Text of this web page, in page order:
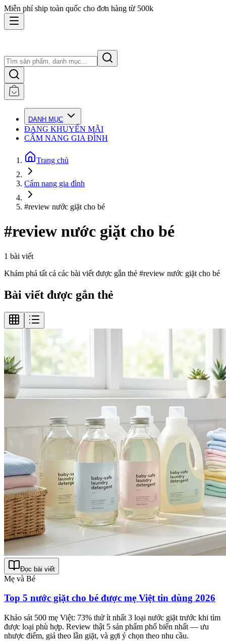
Miễn phí ship toàn quốc cho đơn hàng từ 500k
DANH MỤC
ĐANG KHUYẾN MÃI
CẨM NANG GIA ĐÌNH
Trang chủ
Cẩm nang gia đình
#review nước giặt cho bé
#review nước giặt cho bé
1 bài viết
Khám phá tất cả các bài viết được gắn thẻ #review nước giặt cho bé
Bài viết được gắn thẻ
Đọc bài viết
Mẹ và Bé
Top 5 nước giặt cho bé được mẹ Việt tin dùng 2026
Khảo sát 500 mẹ Việt: 73% thử ít nhất 3 loại nước giặt trước khi tìm
được loại phù hợp. Review thật 5 sản phẩm phổ biến nhất — ưu
nhược điểm, giá theo lần giặt, và gợi ý chọn theo nhu cầu.